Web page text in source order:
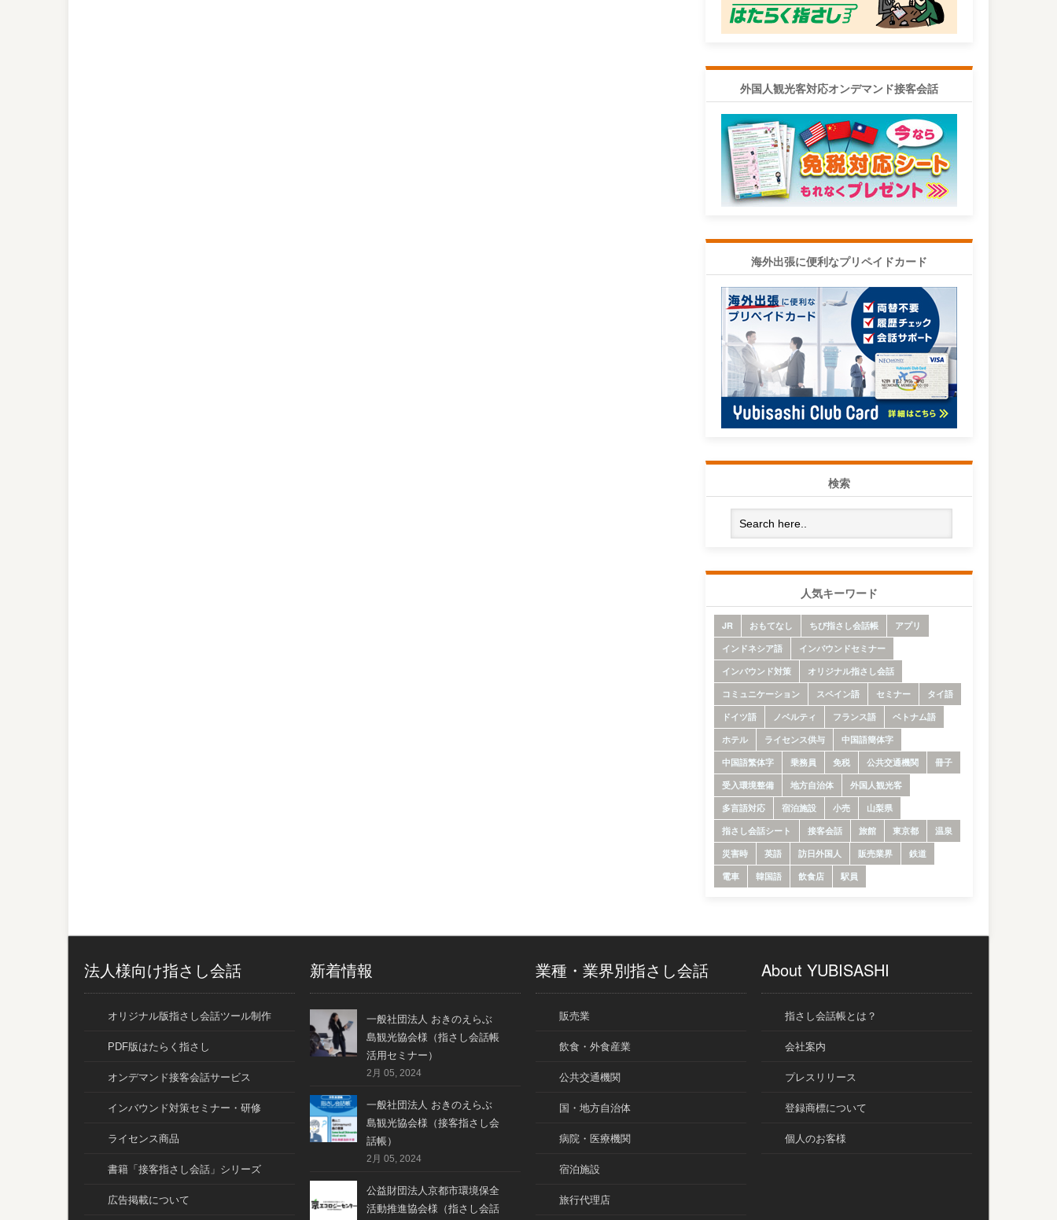
外国人観光客対応オンデマンド接客会話
海外出張に便利なプリペイドカード
検索
人気キーワード
JR おもてなし ちび指さし会話帳
アプリ
インドネシア語
インバウンドセミナー
インバウンド対策
オリジナル指さし会話
コミュニケーション
スペイン語 セミナー
タイ語
ドイツ語
ノベルティ フランス語
ベトナム語
ホテル
ライセンス供与
中国語簡体字
中国語繁体字
乗務員 免税 公共交通機関
冊子
受入環境整備
地方自治体
外国人観光客
多言語対応
宿泊施設 小売
山梨県
指さし会話シート
接客会話 旅館 東京都
温泉
災害時
英語 訪日外国人 販売業界
鉄道
電車
韓国語 飲食店 駅員
法人様向け指さし会話
オリジナル版指さし会話ツール制作
PDF版はたらく指さし
オンデマンド接客会話サービス
インバウンド対策セミナー・研修
ライセンス商品
書籍「接客指さし会話」シリーズ
広告掲載について
新着情報
一般社団法人 おきのえらぶ
島観光協会様（指さし会話帳
活用セミナー）
2月 05, 2024
一般社団法人 おきのえらぶ
島観光協会様（接客指さし会
話帳）
2月 05, 2024
公益財団法人京都市環境保全
活動推進協会様（指さし会話
業種・業界別指さし会話
販売業
飲食・外食産業
公共交通機関
国・地方自治体
病院・医療機関
宿泊施設
旅行代理店
About YUBISASHI
指さし会話帳とは？
会社案内
プレスリリース
登録商標について
個人のお客様